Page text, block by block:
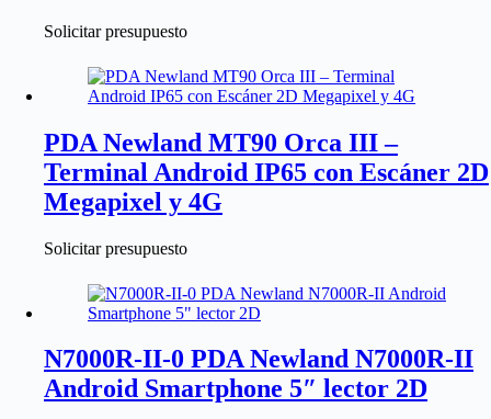
Solicitar presupuesto
PDA Newland MT90 Orca III –
Terminal Android IP65 con Escáner 2D
Megapixel y 4G
Solicitar presupuesto
N7000R-II-0 PDA Newland N7000R-II
Android Smartphone 5″ lector 2D